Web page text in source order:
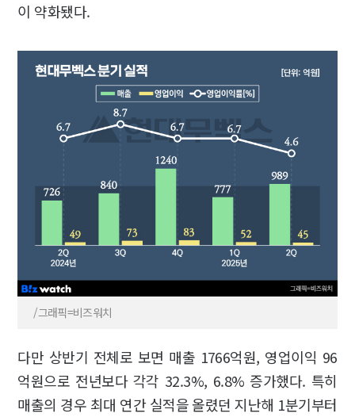
이 약화됐다.
/그래픽=비즈워치
다만 상반기 전체로 보면 매출 1766억원, 영업이익 96
억원으로 전년보다 각각 32.3%, 6.8% 증가했다. 특히
매출의 경우 최대 연간 실적을 올렸던 지난해 1분기부터